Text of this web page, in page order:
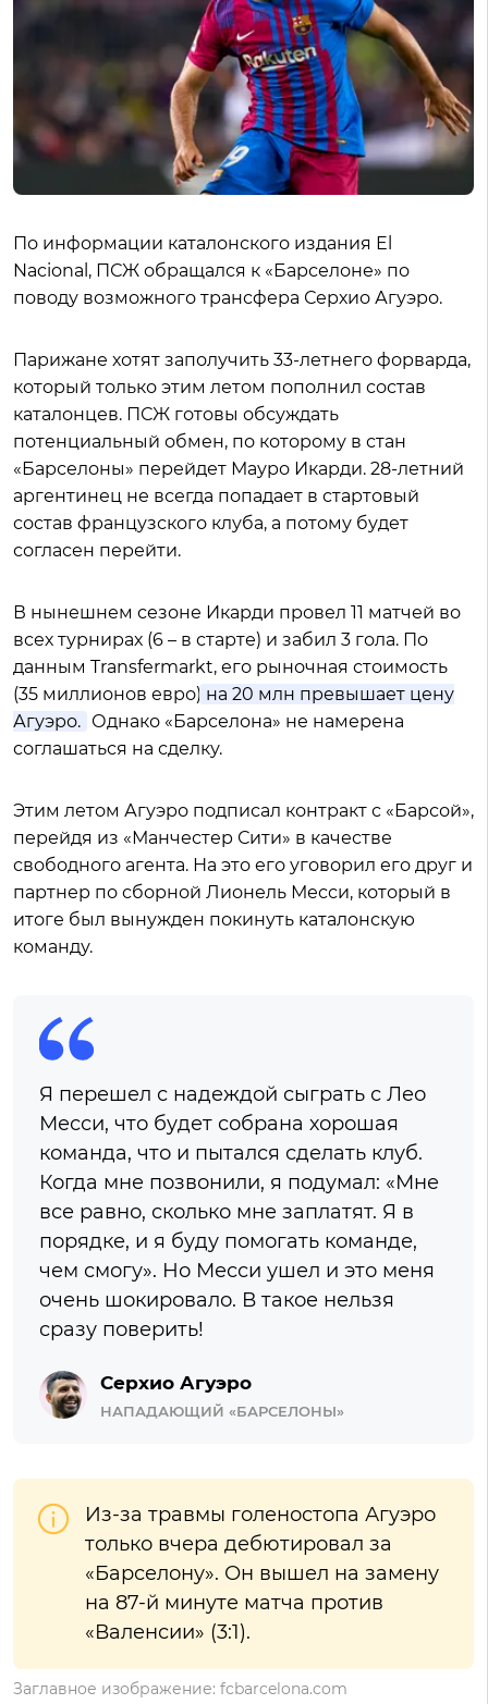
По информации каталонского издания El
Nacional, ПСЖ обращался к «Барселоне» по
поводу возможного трансфера Серхио Агуэро.
Парижане хотят заполучить 33-летнего форварда,
который только этим летом пополнил состав
каталонцев. ПСЖ готовы обсуждать
потенциальный обмен, по которому в стан
«Барселоны» перейдет Мауро Икарди. 28-летний
аргентинец не всегда попадает в стартовый
состав французского клуба, а потому будет
согласен перейти.
В нынешнем сезоне Икарди провел 11 матчей во
всех турнирах (6 – в старте) и забил 3 гола. По
данным Transfermarkt, его рыночная стоимость
(35 миллионов евро) на 20 млн превышает цену
Агуэро. Однако «Барселона» не намерена
соглашаться на сделку.
Этим летом Агуэро подписал контракт с «Барсой»,
перейдя из «Манчестер Сити» в качестве
свободного агента. На это его уговорил его друг и
партнер по сборной Лионель Месси, который в
итоге был вынужден покинуть каталонскую
команду.
Я перешел с надеждой сыграть с Лео
Месси, что будет собрана хорошая
команда, что и пытался сделать клуб.
Когда мне позвонили, я подумал: «Мне
все равно, сколько мне заплатят. Я в
порядке, и я буду помогать команде,
чем смогу». Но Месси ушел и это меня
очень шокировало. В такое нельзя
сразу поверить!
Серхио Агуэро
НАПАДАЮЩИЙ «БАРСЕЛОНЫ»
Из-за травмы голеностопа Агуэро
только вчера дебютировал за
«Барселону». Он вышел на замену
на 87-й минуте матча против
«Валенсии» (3:1).
Заглавное изображение: fcbarcelona.com